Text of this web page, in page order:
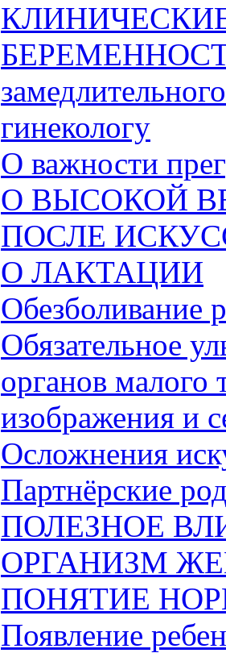
гинекологу
О важности
О ВЫСОКОЙ
ПОСЛЕ
О ЛАКТАЦИИ
Обезболивание
Обязательное
органов малого
изображения и
Осложнения
Партнёрские
ПОЛЕЗНОЕ
ОРГАНИЗМ
ПОНЯТИЕ
Появление